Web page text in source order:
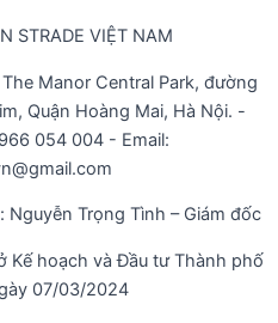
STRADE VIỆT NAM
Manor Central Park, đường
Quận Hoàng Mai, Hà Nội. -
054 004 - Email:
Trọng Tình – Giám đốc
Kế hoạch và Đầu tư Thành phố
07/03/2024